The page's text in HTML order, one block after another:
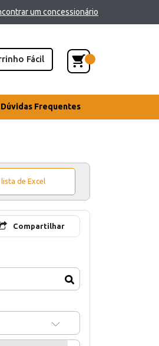
um concessionário
Fácil
Dúvidas Frequentes
de Excel
Compartilhar